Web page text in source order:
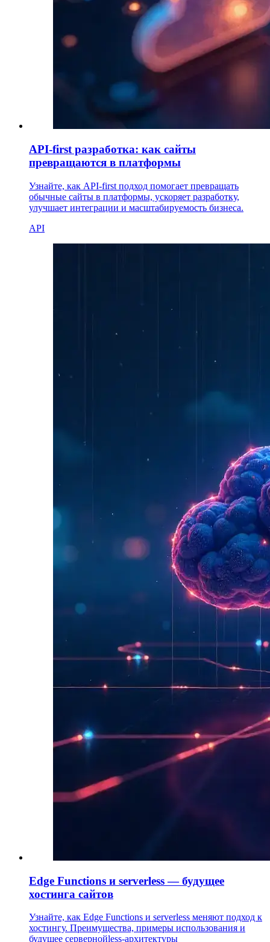
API-first разработка: как сайты
превращаются в платформы
Узнайте, как API-first подход помогает превращать
обычные сайты в платформы, ускоряет разработку,
улучшает интеграции и масштабируемость бизнеса.
API
Edge Functions и serverless — будущее
хостинга сайтов
Узнайте, как Edge Functions и serverless меняют подход к
хостингу. Преимущества, примеры использования и
будущее сервернойless-архитектуры